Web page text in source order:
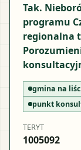
Tak.
programu
regionalna
gmina na
punkt
TERYT
1005092